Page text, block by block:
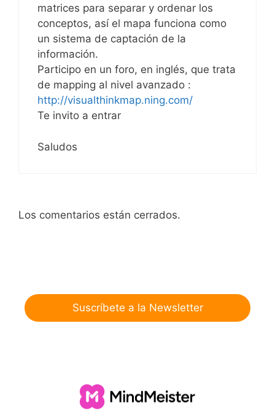
matrices para separar y ordenar los
conceptos, así el mapa funciona como
un sistema de captación de la
información.
Participo en un foro, en inglés, que trata
de mapping al nivel avanzado :
http://visualthinkmap.ning.com/
Te invito a entrar
Saludos
Los comentarios están cerrados.
Suscríbete a la Newsletter